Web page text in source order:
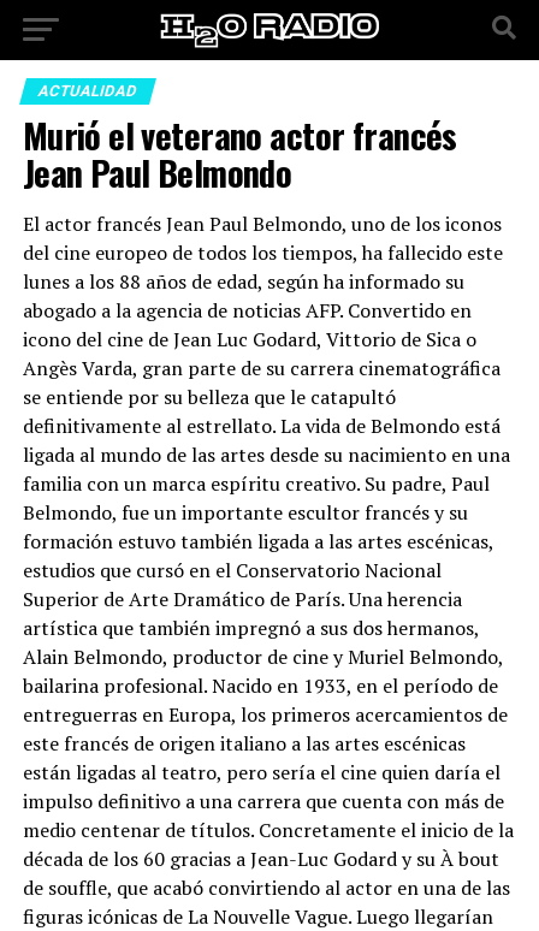
ACTUALIDAD
Murió el veterano actor francés
Jean Paul Belmondo
El actor francés Jean Paul Belmondo, uno de los iconos
del cine europeo de todos los tiempos, ha fallecido este
lunes a los 88 años de edad, según ha informado su
abogado a la agencia de noticias AFP. Convertido en
icono del cine de Jean Luc Godard, Vittorio de Sica o
Angès Varda, gran parte de su carrera cinematográfica
se entiende por su belleza que le catapultó
definitivamente al estrellato. La vida de Belmondo está
ligada al mundo de las artes desde su nacimiento en una
familia con un marca espíritu creativo. Su padre, Paul
Belmondo, fue un importante escultor francés y su
formación estuvo también ligada a las artes escénicas,
estudios que cursó en el Conservatorio Nacional
Superior de Arte Dramático de París. Una herencia
artística que también impregnó a sus dos hermanos,
Alain Belmondo, productor de cine y Muriel Belmondo,
bailarina profesional. Nacido en 1933, en el período de
entreguerras en Europa, los primeros acercamientos de
este francés de origen italiano a las artes escénicas
están ligadas al teatro, pero sería el cine quien daría el
impulso definitivo a una carrera que cuenta con más de
medio centenar de títulos. Concretamente el inicio de la
década de los 60 gracias a Jean-Luc Godard y su À bout
de souffle, que acabó convirtiendo al actor en una de las
figuras icónicas de La Nouvelle Vague. Luego llegarían